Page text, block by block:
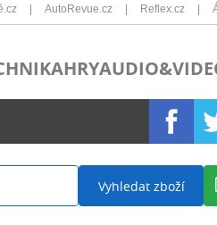
AutoRevue.cz Reflex.cz
HRY
Vyhledat zboží